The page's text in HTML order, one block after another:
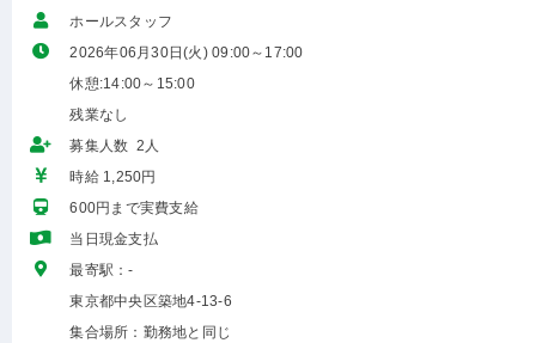
ホールスタッフ
2026年06月30日(火) 09:00～17:00
休憩:14:00～15:00
残業なし
募集人数 2人
時給 1,250円
600円まで実費支給
当日現金支払
最寄駅：-
東京都中央区築地4-13-6
集合場所：勤務地と同じ